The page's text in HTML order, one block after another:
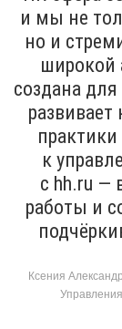
и мы не
но и
широкой
создана
к
с hh.ru —
работы и
Ксения